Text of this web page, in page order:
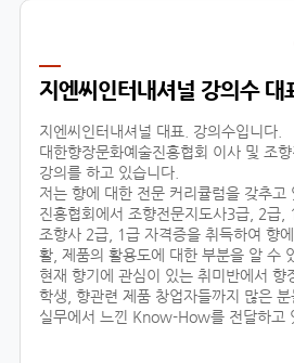
지엔씨인터내셔널 강의수 대
지엔씨인터내셔널 대표. 강의수입니다.
대한향장문화예술진흥협회 이사 및 조
강의를 하고 있습니다.
저는 향에 대한 전문 커리큘럼을 갖추고
진흥협회에서 조향전문지도사3급, 2급,
조향사 2급, 1급 자격증을 취득하여 향
활, 제품의 활용도에 대한 부분을 알 수
현재 향기에 관심이 있는 취미반에서 향
학생, 향관련 제품 창업자들까지 많은
실무에서 느낀 Know-How를 전달하고